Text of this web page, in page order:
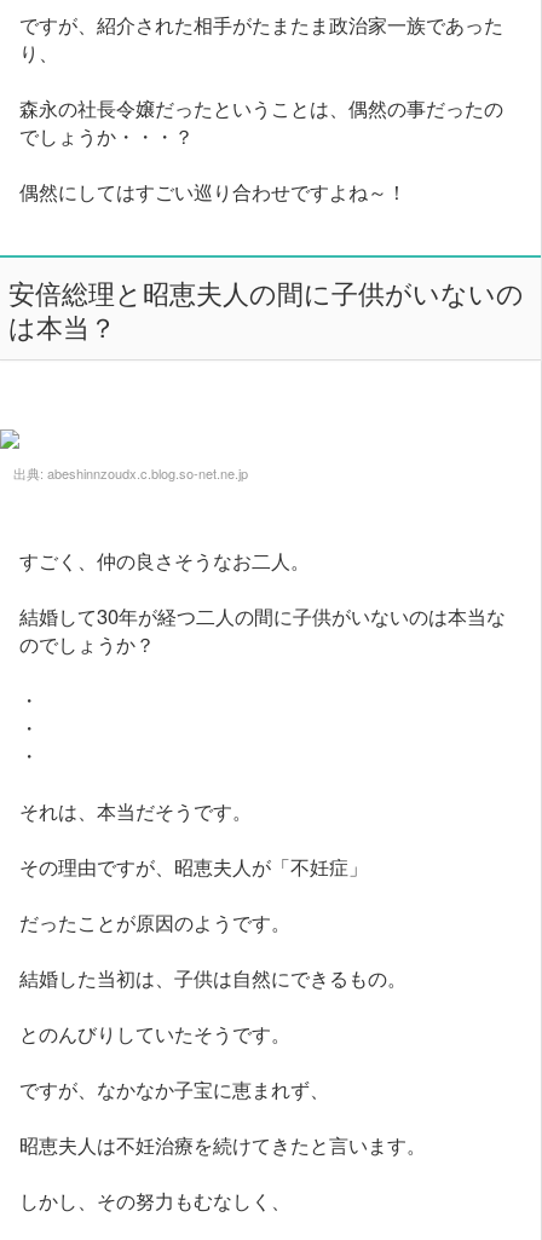
ですが、紹介された相手がたまたま政治家一族であった
り、
森永の社長令嬢だったということは、偶然の事だったの
でしょうか・・・？
偶然にしてはすごい巡り合わせですよね～！
安倍総理と昭恵夫人の間に子供がいないの
は本当？
出典: abeshinnzoudx.c.blog.so-net.ne.jp
すごく、仲の良さそうなお二人。
結婚して30年が経つ二人の間に子供がいないのは本当な
のでしょうか？
・
・
・
それは、本当だそうです。
その理由ですが、昭恵夫人が「不妊症」
だったことが原因のようです。
結婚した当初は、子供は自然にできるもの。
とのんびりしていたそうです。
ですが、なかなか子宝に恵まれず、
昭恵夫人は不妊治療を続けてきたと言います。
しかし、その努力もむなしく、